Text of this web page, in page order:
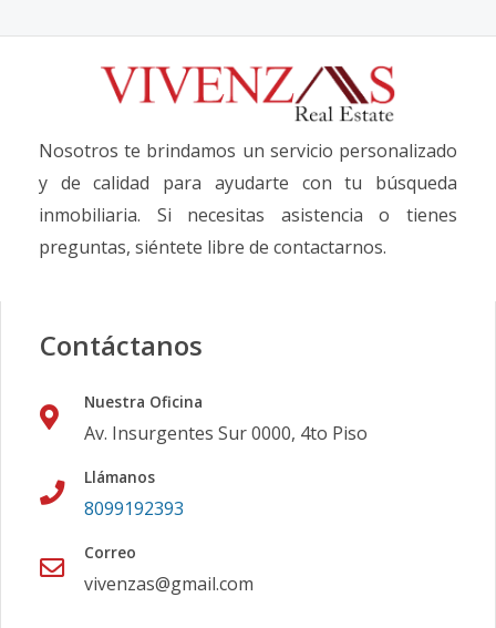
Nosotros te brindamos un servicio personalizado
y de calidad para ayudarte con tu búsqueda
inmobiliaria. Si necesitas asistencia o tienes
preguntas, siéntete libre de contactarnos.
Contáctanos
Nuestra Oficina
Av. Insurgentes Sur 0000, 4to Piso
Llámanos
8099192393
Correo
vivenzas@gmail.com